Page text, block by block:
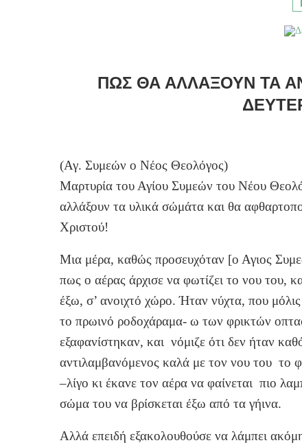
ΠΏΣ ΘΑ ΑΛΛΆΞΟΥΝ ΤΑ
(Αγ. Συμεών o Νέος Θεολόγος)
Μαρτυρία του Αγίου Συμεών του Νέου
αλλάξουν τα υλικά σώμάτα και θα
Χριστού!
Μια μέρα, καθώς προσευχόταν [ο Αγιος
πως ο αέρας άρχισε να φωτίζει το νου του,
έξω, σ’ ανοιχτό χώρο. Ήταν νύχτα, που
το πρωινό ροδοχάραμα- ω των φρικτών
εξαφανίστηκαν, και νόμιζε ότι δεν ήταν
αντιλαμβανόμενος καλά με τον νου του το
–λίγο κι έκανε τον αέρα να φαίνεται πιο
σώμα του να βρίσκεται έξω από τα γήινα.
Αλλά επειδή εξακολουθούσε να λάμπει